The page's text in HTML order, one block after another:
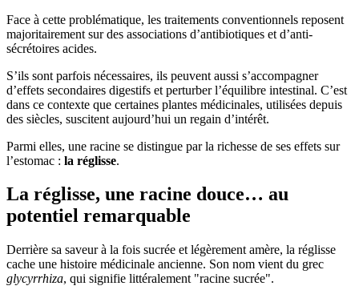
Face à cette problématique, les traitements conventionnels reposent
majoritairement sur des associations d’antibiotiques et d’anti-
sécrétoires acides.
S’ils sont parfois nécessaires, ils peuvent aussi s’accompagner
d’effets secondaires digestifs et perturber l’équilibre intestinal. C’est
dans ce contexte que certaines plantes médicinales, utilisées depuis
des siècles, suscitent aujourd’hui un regain d’intérêt.
Parmi elles, une racine se distingue par la richesse de ses effets sur
l’estomac : la réglisse.
La réglisse, une racine douce… au
potentiel remarquable
Derrière sa saveur à la fois sucrée et légèrement amère, la réglisse
cache une histoire médicinale ancienne. Son nom vient du grec
glycyrrhiza, qui signifie littéralement "racine sucrée".